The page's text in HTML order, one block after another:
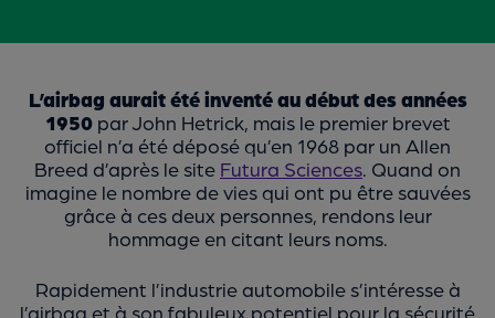
L’airbag aurait été inventé au début des années
1950par John Hetrick, mais le premier brevet
officiel n’a été déposé qu’en 1968 par un Allen
Breed d’après le site Futura Sciences . Quand on
imagine le nombre de vies qui ont pu être sauvées
grâce à ces deux personnes, rendons leur
hommage en citant leurs noms.
Rapidement l’industrie automobile s’intéresse à
l’airbag et à son fabuleux potentiel pour la sécurité